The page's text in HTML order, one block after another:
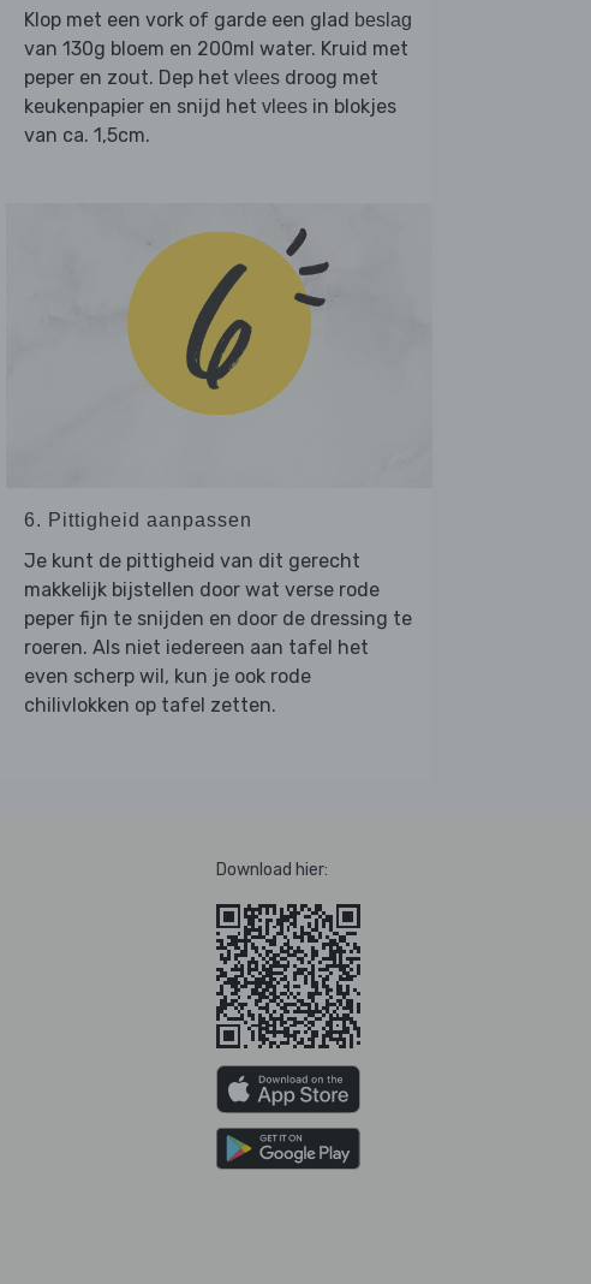
Klop met een vork of garde een glad beslag
van 130g bloem en 200ml water. Kruid met
peper en zout. Dep het vlees droog met
keukenpapier en snijd het vlees in blokjes
van ca. 1,5cm.
6. Pittigheid aanpassen
Je kunt de pittigheid van dit gerecht
makkelijk bijstellen door wat verse rode
peper fijn te snijden en door de dressing te
roeren. Als niet iedereen aan tafel het
even scherp wil, kun je ook rode
chilivlokken op tafel zetten.
Download hier: